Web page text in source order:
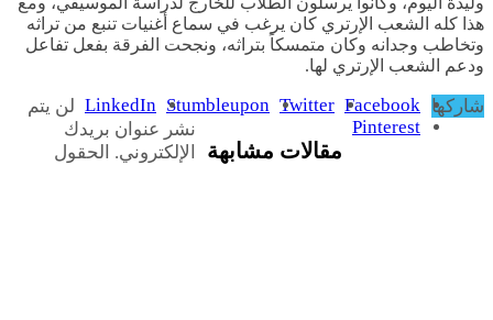
هذا كله الشعب الإرتري كان يرغب في سماع أغنيات تنبع من تراثه
وتخاطب وجدانه وكان متمسكاً بتراثه، ونجحت الفرقة بفعل تفاعل
ودعم الشعب الإرتري لها.
شاركها Facebook
Twitter
Stumbleupon
LinkedIn
Pinterest
مقالات مشابهة
لن يتم
نشر عنوان بريدك
الإلكتروني. الحقول